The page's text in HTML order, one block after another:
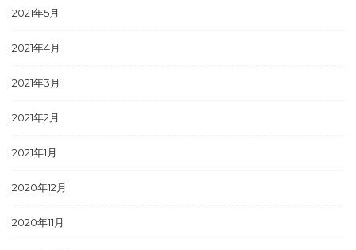
2021年5月
2021年4月
2021年3月
2021年2月
2021年1月
2020年12月
2020年11月